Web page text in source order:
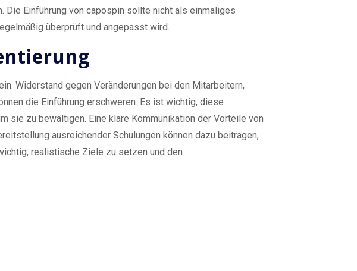
Einführung von capospin sollte nicht als einmaliges
überprüft und angepasst wird.
Widerstand gegen Veränderungen bei den Mitarbeitern,
die Einführung erschweren. Es ist wichtig, diese
sie zu bewältigen. Eine klare Kommunikation der Vorteile von
ausreichender Schulungen können dazu beitragen,
realistische Ziele zu setzen und den